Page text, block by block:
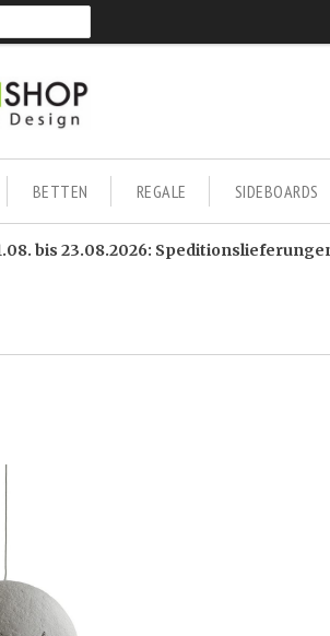
BETTEN REGALE SIDEBOARDS
bis 23.08.2026: